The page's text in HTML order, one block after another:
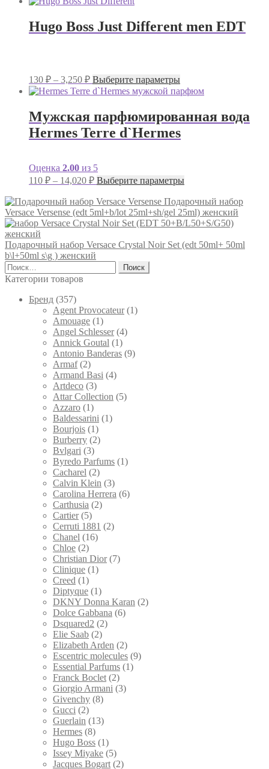
Hugo Boss Just Different men EDT
130 ₽ – 3,250 ₽Диапазон
цен:
3,250 ₽
Выберите параметрыЭтот
товар
имеет
вариаций.
Опции
можно
товара.
Мужская парфюмированная вода
Hermes Terre d`Hermes
Оценка 2.00 из 5
110 ₽ – 14,020 ₽Диапазон
110 ₽
–
14,020 ₽
Выберите параметрыЭтот
имеет
несколько
вариаций.
можно
Подарочный набор
Versace Versense (edt 5ml+b/lot 25ml+sh/gel 25ml) женский
Подарочный набор Versace Crystal Noir Set (edt 50ml+ 50ml
b\l+50ml s\g ) женский
Найти:
Категории товаров
Брeнд (357)
Agent Provocateur (1)
Amouage (1)
Angel Schlesser (4)
Annick Goutal (1)
Antonio Banderas (9)
Armaf (2)
Armand Basi (4)
Artdeco (3)
Attar Collection (5)
Azzaro (1)
Baldessarini (1)
Bourjois (1)
Burberry (2)
Bvlgari (3)
Byredo Parfums (1)
Cacharel (2)
Calvin Klein (3)
Carolina Herrera (6)
Carthusia (2)
Cartier (5)
Cerruti 1881 (2)
Chanel (16)
Chloe (2)
Christian Dior (7)
Clinique (1)
Creed (1)
Diptyque (1)
DKNY Donna Karan (2)
Dolce Gabbana (6)
Dsquared2 (2)
Elie Saab (2)
Elizabeth Arden (2)
Escentric molecules (9)
Essential Parfums (1)
Franck Boclet (2)
Giorgio Armani (3)
Givenchy (8)
Gucci (2)
Guerlain (13)
Hermes (8)
Hugo Boss (1)
Issey Miyake (5)
Jacques Bogart (2)